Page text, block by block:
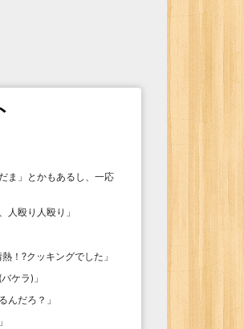
ま」とかもあるし、一応
人殴り人殴り 」
！?クッキングでした 」
ケラ) 」
んだろ？ 」
」